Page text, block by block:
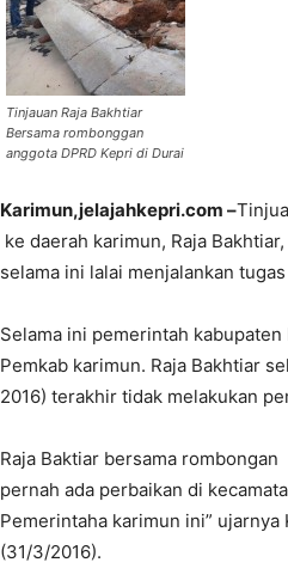
Tinjauan Raja Bakhtiar
Bersama rombonggan
anggota DPRD Kepri di Durai
Karimun,jelajahkepri.com –
ke daerah karimun, Raja
selama ini lalai menjalankan
Selama ini pemerintah
Pemkab karimun. Raja Bakhtiar
2016) terakhir tidak melakukan
Raja Baktiar bersama
pernah ada perbaikan di
Pemerintaha karimun ini”
(31/3/2016).